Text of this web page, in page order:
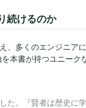
続けるのか
、多くのエンジニア
本書が持つユニーク
た。『賢者は歴史に